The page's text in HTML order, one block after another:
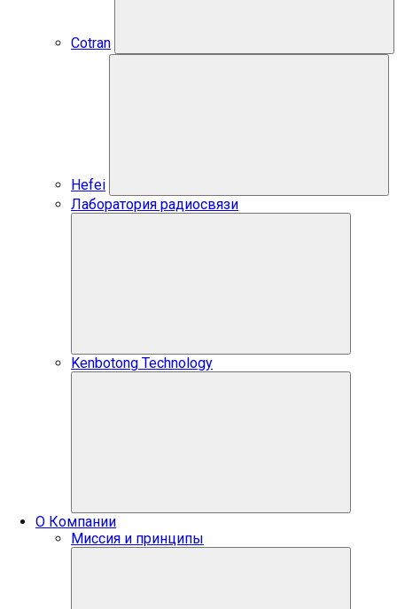
Cotran
Hefei
Лаборатория радиосвязи
Kenbotong Technology
О Компании
Миссия и принципы